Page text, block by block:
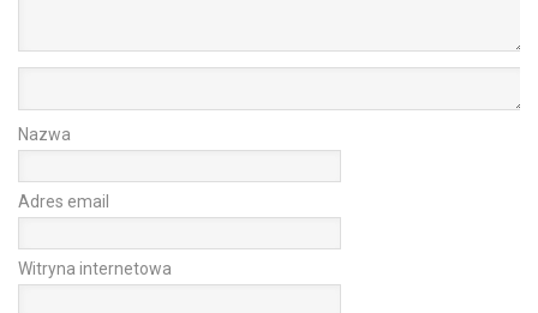
Nazwa
Adres email
Witryna internetowa